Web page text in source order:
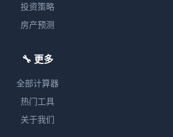
投资策略
房产预测
🔧 更多
全部计算器
热门工具
关于我们